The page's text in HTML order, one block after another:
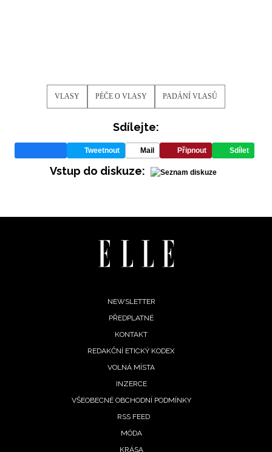
VLASY PÉČE O VLASY PADÁNÍ VLASŮ
Sdílejte:
Tweetnout Mail Připnout Sdílet
Vstup do diskuze:
NEWSLETTER
PŘEDPLATNÉ
KONTAKT
REDAKČNÍ ETICKÝ KODEX
VOLNÁ MÍSTA
INZERCE
VŠEOBECNÉ OBCHODNÍ PODMÍNKY
RSS FEED
MÓDA
KRÁSA